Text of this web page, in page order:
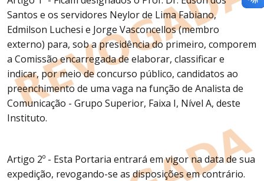
Santos e os servidores Neylor de Lima Fabiano,
Edmilson Luchesi e Jorge Vasconcellos (membro
externo) para, sob a presidência do primeiro, comporem
a Comissão encarregada de elaborar, classificar e
indicar, por meio de concurso público, candidatos ao
preenchimento de uma vaga na função de Analista de
Comunicação - Grupo Superior, Faixa I, Nível A, deste
Instituto.
Artigo 2º - Esta Portaria entrará em vigor na data de sua
expedição, revogando-se as disposições em contrário.